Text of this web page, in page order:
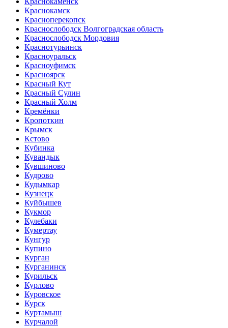
Краснокамск
Красноперекопск
Краснослободск Волгоградская область
Краснослободск Мордовия
Краснотурьинск
Красноуральск
Красноуфимск
Красноярск
Красный Кут
Красный Сулин
Красный Холм
Кремёнки
Кропоткин
Крымск
Кстово
Кубинка
Кувандык
Кувшиново
Кудрово
Кудымкар
Кузнецк
Куйбышев
Кукмор
Кулебаки
Кумертау
Кунгур
Купино
Курган
Курганинск
Курильск
Курлово
Куровское
Курск
Куртамыш
Курчалой